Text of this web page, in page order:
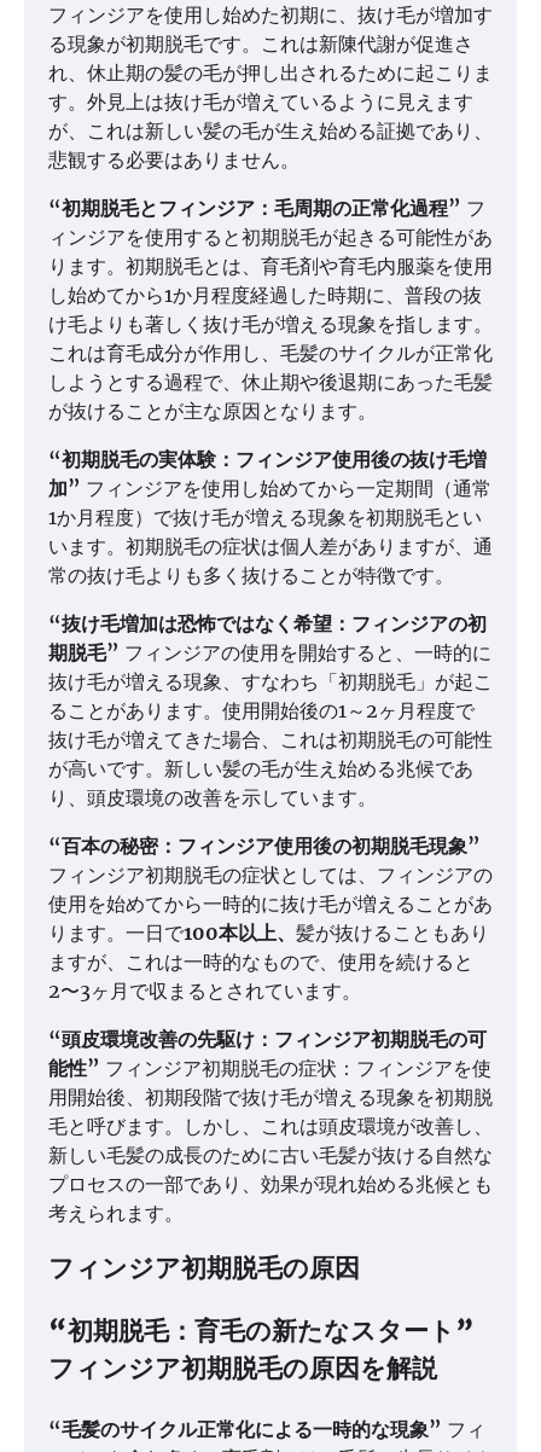
フィンジアを使用し始めた初期に、抜け毛が増加す
る現象が初期脱毛です。これは新陳代謝が促進さ
れ、休止期の髪の毛が押し出されるために起こりま
す。外見上は抜け毛が増えているように見えます
が、これは新しい髪の毛が生え始める証拠であり、
悲観する必要はありません。
“初期脱毛とフィンジア：毛周期の正常化過程” フ
ィンジアを使用すると初期脱毛が起きる可能性があ
ります。初期脱毛とは、育毛剤や育毛内服薬を使用
し始めてから1か月程度経過した時期に、普段の抜
け毛よりも著しく抜け毛が増える現象を指します。
これは育毛成分が作用し、毛髪のサイクルが正常化
しようとする過程で、休止期や後退期にあった毛髪
が抜けることが主な原因となります。
“初期脱毛の実体験：フィンジア使用後の抜け毛増
加” フィンジアを使用し始めてから一定期間（通常
1か月程度）で抜け毛が増える現象を初期脱毛とい
います。初期脱毛の症状は個人差がありますが、通
常の抜け毛よりも多く抜けることが特徴です。
“抜け毛増加は恐怖ではなく希望：フィンジアの初
期脱毛” フィンジアの使用を開始すると、一時的に
抜け毛が増える現象、すなわち「初期脱毛」が起こ
ることがあります。使用開始後の1～2ヶ月程度で
抜け毛が増えてきた場合、これは初期脱毛の可能性
が高いです。新しい髪の毛が生え始める兆候であ
り、頭皮環境の改善を示しています。
“百本の秘密：フィンジア使用後の初期脱毛現象”
フィンジア初期脱毛の症状としては、フィンジアの
使用を始めてから一時的に抜け毛が増えることがあ
ります。一日で100本以上、 髪が抜けることもあり
ますが、これは一時的なもので、使用を続けると
2〜3ヶ月で収まるとされています。
“頭皮環境改善の先駆け：フィンジア初期脱毛の可
能性” フィンジア初期脱毛の症状：フィンジアを使
用開始後、初期段階で抜け毛が増える現象を初期脱
毛と呼びます。しかし、これは頭皮環境が改善し、
新しい毛髪の成長のために古い毛髪が抜ける自然な
プロセスの一部であり、効果が現れ始める兆候とも
考えられます。
フィンジア初期脱毛の原因
“初期脱毛：育毛の新たなスタート”
フィンジア初期脱毛の原因を解説
“毛髪のサイクル正常化による一時的な現象” フィ